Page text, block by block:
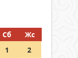
Сб
Жс
1
2